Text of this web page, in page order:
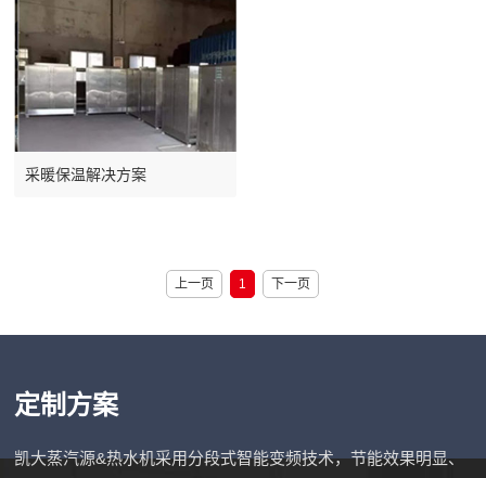
采暖保温解决方案
上一页 1 下一页
定制方案
凯大蒸汽源&热水机采用分段式智能变频技术，节能效果明显、